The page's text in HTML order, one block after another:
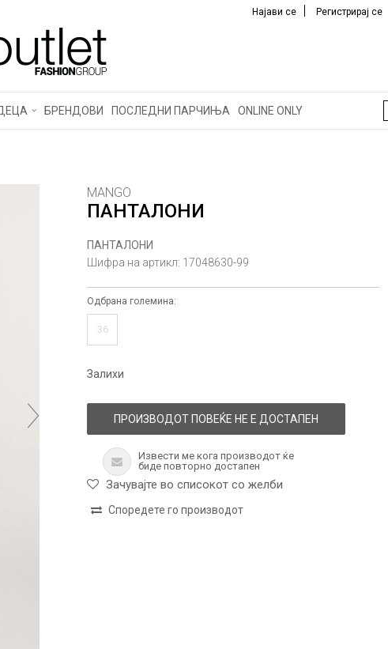
Најави се Регистрирај се
БРЕНДОВИ ПОСЛЕДНИ ПАРЧИЊА ONLINE ONLY
MANGO
ПАНТАЛОНИ
ПАНТАЛОНИ
Шифра на артикл: 17048630-99
Одбрана големина:
36
Залихи
ПРОИЗВОДОТ ПОВЕЌЕ НЕ Е ДОСТАПЕН
Извести ме кога производот ќе
биде повторно достапен
Зачувајте во списокот со желби
Споредете го производот